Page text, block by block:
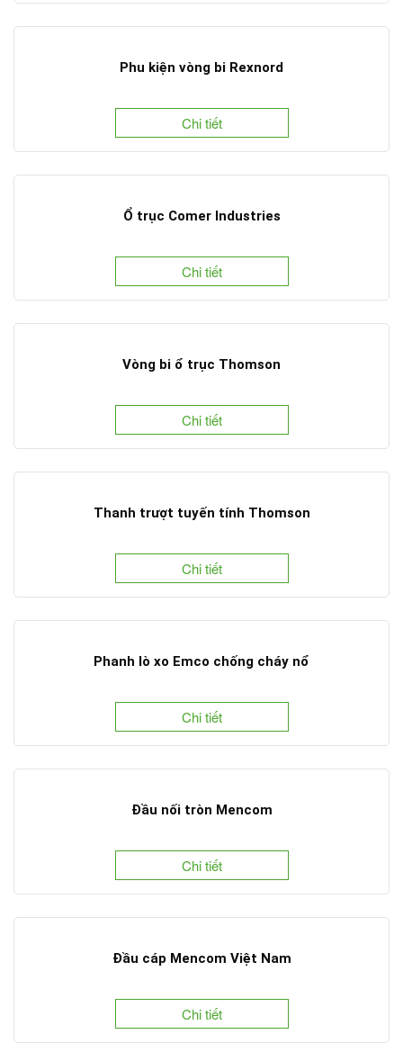
Phu kiện vòng bi Rexnord
Chi tiết
Ổ trục Comer Industries
Chi tiết
Vòng bi ổ trục Thomson
Chi tiết
Thanh trượt tuyến tính Thomson
Chi tiết
Phanh lò xo Emco chống cháy nổ
Chi tiết
Đầu nối tròn Mencom
Chi tiết
Đầu cáp Mencom Việt Nam
Chi tiết